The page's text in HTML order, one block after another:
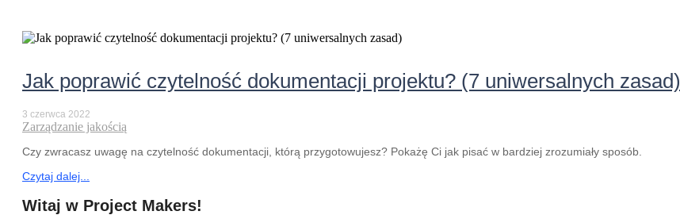
Jak poprawić czytelność dokumentacji projektu? (7 uniwersalnych zasad)
3 czerwca 2022
Zarządzanie jakością
Czy zwracasz uwagę na czytelność dokumentacji, którą przygotowujesz? Pokażę Ci jak pisać w bardziej zrozumiały sposób.
Czytaj dalej...
Witaj w Project Makers!